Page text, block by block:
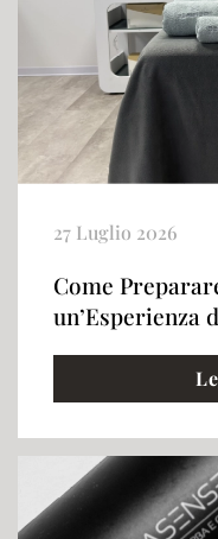
27 Luglio 2026
Come
un’Esperienza